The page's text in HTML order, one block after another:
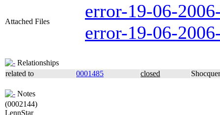
Attached Files
error-19-06-
error-19-06-
Relationships
related to
0001485 closed Shocquer
Notes
(0002144)
LennStar